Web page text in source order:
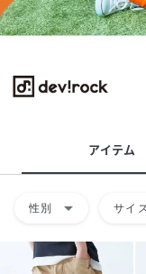
アイテム
性別 arrow_drop_down サイ